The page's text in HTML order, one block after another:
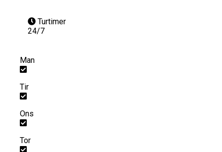
Turtimer
24/7
Man
Tir
Ons
Tor